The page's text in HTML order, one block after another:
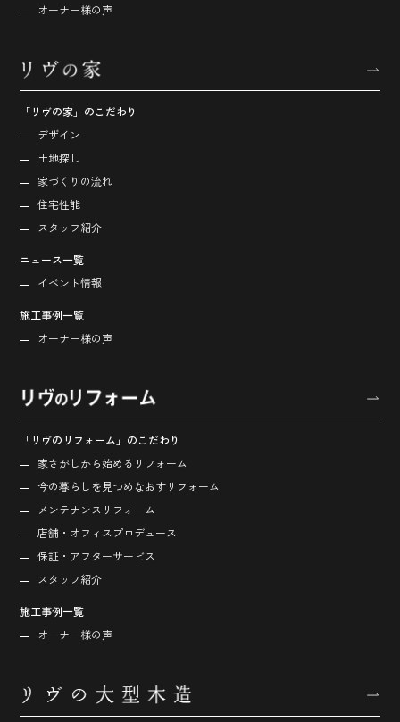
オーナー様の声
「リヴの家」のこだわり
デザイン
土地探し
家づくりの流れ
住宅性能
スタッフ紹介
ニュース一覧
イベント情報
施工事例一覧
オーナー様の声
「リヴのリフォーム」のこだわり
家さがしから始める リフォーム
今の暮らしを見つめなおす リフォーム
メンテナンスリフォーム
店舗・オフィス プロデュース
保証・アフターサービス
スタッフ紹介
施工事例一覧
オーナー様の声